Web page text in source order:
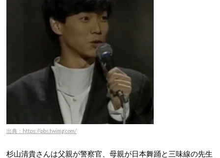
出典：https://pbs.twimg.com/
杉山清貴さんは父親が警察官、母親が日本舞踊と三味線の先生